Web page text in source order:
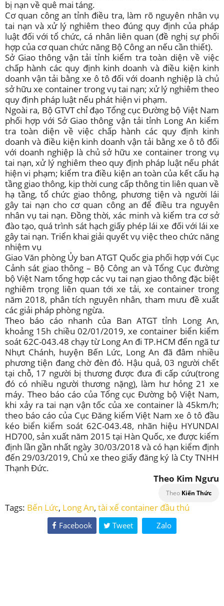
bị nạn về quê mai táng.
Cơ quan công an tỉnh điều tra, làm rõ nguyên nhân vụ
tai nạn và xử lý nghiêm theo đúng quy định của pháp
luật đối với tổ chức, cá nhân liên quan (đề nghị sự phối
hợp của cơ quan chức năng Bộ Công an nếu cần thiết).
Sở Giao thông vận tải tỉnh kiểm tra toàn diện về việc
chấp hành các quy định kinh doanh và điều kiện kinh
doanh vận tải bằng xe ô tô đối với doanh nghiệp là chủ
sở hữu xe container trong vụ tai nạn; xử lý nghiêm theo
quy định pháp luật nếu phát hiện vi phạm.
Ngoài ra, Bộ GTVT chỉ đạo Tổng cục Đường bộ Việt Nam
phối hợp với Sở Giao thông vận tải tỉnh Long An kiểm
tra toàn diện về việc chấp hành các quy định kinh
doanh và điều kiện kinh doanh vận tải bằng xe ô tô đối
với doanh nghiệp là chủ sở hữu xe container trong vụ
tai nạn, xử lý nghiêm theo quy định pháp luật nếu phát
hiện vi phạm; kiểm tra điều kiện an toàn của kết cấu hạ
tầng giao thông, kịp thời cung cấp thông tin liên quan về
hạ tầng, tổ chức giao thông, phương tiện và người lái
gây tai nạn cho cơ quan công an để điều tra nguyên
nhân vụ tai nạn. Đồng thời, xác minh và kiểm tra cơ sở
đào tạo, quá trình sát hạch giấy phép lái xe đối với lái xe
gây tai nạn. Triển khai giải quyết vụ việc theo chức năng
nhiệm vụ
Giao Văn phòng Ủy ban ATGT Quốc gia phối hợp với Cục
Cảnh sát giao thông – Bộ Công an và Tổng Cục đường
bộ Việt Nam tổng hợp các vụ tai nạn giao thông đặc biệt
nghiêm trọng liên quan tới xe tải, xe container trong
năm 2018, phân tích nguyên nhân, tham mưu đề xuất
các giải pháp phòng ngừa.
Theo báo cáo nhanh của Ban ATGT tỉnh Long An,
khoảng 15h chiều 02/01/2019, xe container biển kiểm
soát 62C-043.48 chạy từ Long An đi TP.HCM đến ngã tư
Nhựt Chánh, huyện Bến Lức, Long An đã đâm nhiều
phương tiện đang chờ đèn đỏ. Hậu quả, 03 người chết
tại chỗ, 17 người bị thương được đưa đi cấp cứu(trong
đó có nhiều người thương nặng), làm hư hỏng 21 xe
máy. Theo báo cáo của Tổng cục Đường bộ Việt Nam,
khi xảy ra tai nạn vận tốc của xe container là 45km/h;
theo báo cáo của Cục Đăng kiểm Việt Nam xe ô tô đầu
kéo biển kiểm soát 62C-043.48, nhãn hiệu HYUNDAI
HD700, sản xuất năm 2015 tại Hàn Quốc, xe được kiểm
định lần gần nhất ngày 30/03/2018 và có hạn kiểm định
đến 29/03/2019, Chủ xe theo giấy đăng ký là Cty TNHH
Thạnh Đức.
Theo Kim Ngưu
Theo Kiến Thức
Tags: Bến Lức, Long An, tài xế container đầu thú
Facebook Tweet Zalo